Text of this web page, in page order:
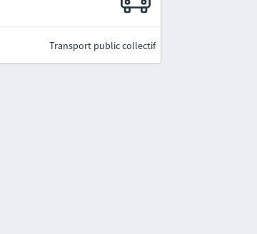
Transport public collectif